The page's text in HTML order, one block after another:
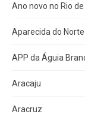
Ano novo no Rio
Aparecida do Norte
APP da Águia
Aracaju
Aracruz